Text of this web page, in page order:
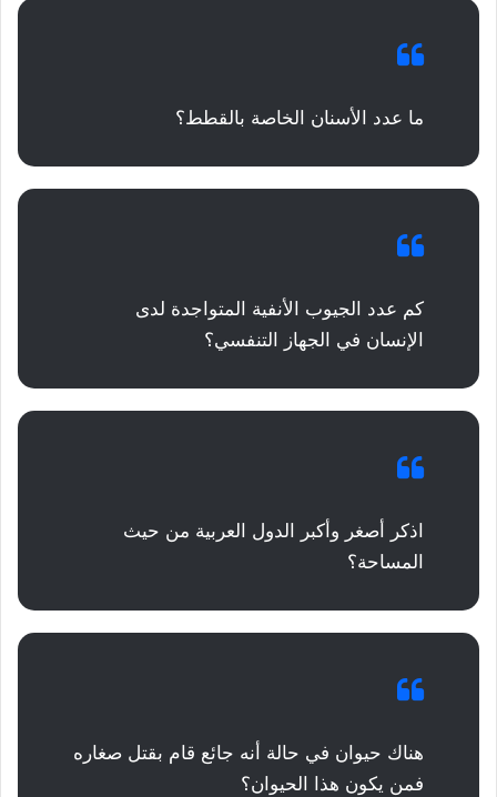
ما عدد الأسنان الخاصة بالقطط؟
كم عدد الجيوب الأنفية المتواجدة لدى
الإنسان في الجهاز التنفسي؟
اذكر أصغر وأكبر الدول العربية من حيث
المساحة؟
هناك حيوان في حالة أنه جائع قام بقتل صغاره
فمن يكون هذا الحيوان؟